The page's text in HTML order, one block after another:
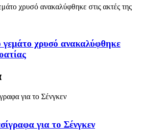
γεμάτο χρυσό ανακαλύφθηκε
για το Σένγκεν